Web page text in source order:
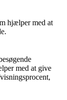
hjælper med at
med at give